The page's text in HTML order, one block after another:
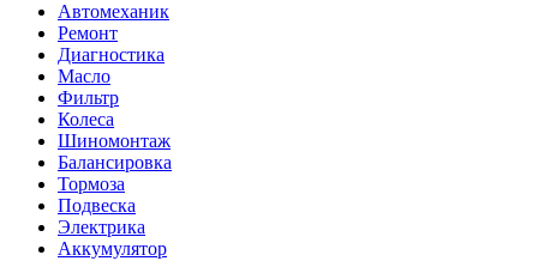
Автомеханик
Ремонт
Диагностика
Масло
Фильтр
Колеса
Шиномонтаж
Балансировка
Тормоза
Подвеска
Электрика
Аккумулятор